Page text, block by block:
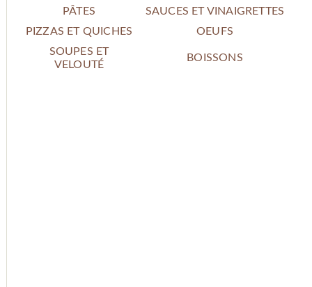
PÂTES
SAUCES ET VINAIGRETTES
PIZZAS ET QUICHES
OEUFS
SOUPES ET
VELOUTÉ
BOISSONS